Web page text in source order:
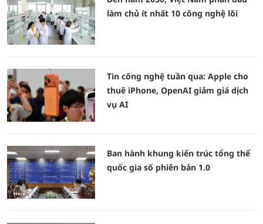
làm chủ ít nhất 10 công nghệ lõi
Tin công nghệ tuần qua: Apple cho
thuê iPhone, OpenAI giảm giá dịch
vụ AI
Ban hành khung kiến trúc tổng thể
quốc gia số phiên bản 1.0